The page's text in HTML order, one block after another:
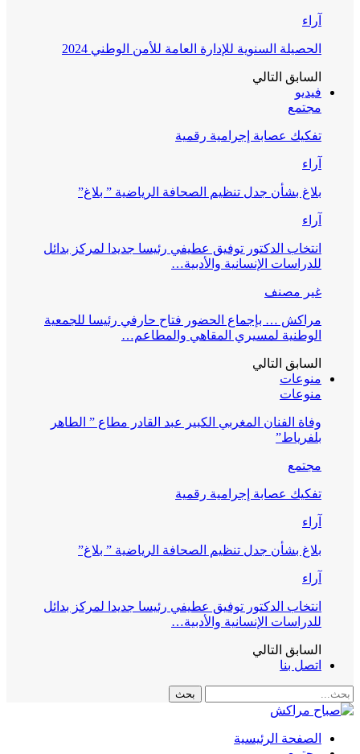
آراء
الحصيلة السنوية للإدارة العامة للأمن الوطني 2024
السابق التالي
فيديو
مجتمع
تفكيك عصابة إجرامية رقمية
آراء
بلاغ بشأن جدل تنظيم الصحافة الرياضية ” بلاغ”
آراء
انتخاب الدكتور توفيق عطيفي رئيسا جديدا لمركز بدائل
للدراسات الإنسانية والأدبية…
غير مصنف
مراكش … بإجماع الحضور فتاح حارفي رئيسا للجمعية
الوطنية لمسيري المقاهي والمطاعم…
السابق التالي
منوعات
منوعات
وفاة الفنان المغربي الكبير عبد القادر مطاع ” الطاهر
بلفرياط”
مجتمع
تفكيك عصابة إجرامية رقمية
آراء
بلاغ بشأن جدل تنظيم الصحافة الرياضية ” بلاغ”
آراء
انتخاب الدكتور توفيق عطيفي رئيسا جديدا لمركز بدائل
للدراسات الإنسانية والأدبية…
السابق التالي
اتصل بنا
الصفحة الرئيسية